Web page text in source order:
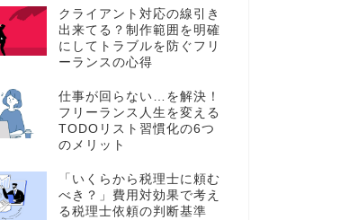
クライアント対応の線引き
出来てる？制作範囲を明確
にしてトラブルを防ぐフリ
ーランスの心得
仕事が回らない…を解決！
フリーランス人生を変える
TODOリスト習慣化の6つ
のメリット
「いくらから税理士に頼む
べき？」費用対効果で考え
る税理士依頼の判断基準